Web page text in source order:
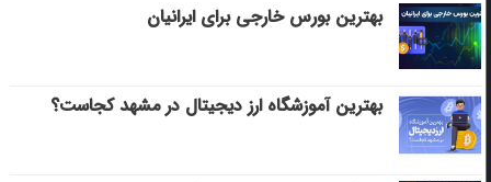
بهترین بورس خارجی برای ایرانیان
بهترین آموزشگاه ارز دیجیتال در مشهد کجاست؟